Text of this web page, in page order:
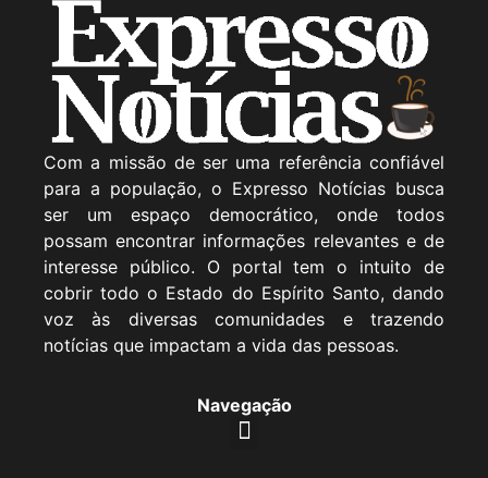
Com a missão de ser uma referência confiável
para a população, o Expresso Notícias busca
ser um espaço democrático, onde todos
possam encontrar informações relevantes e de
interesse público. O portal tem o intuito de
cobrir todo o Estado do Espírito Santo, dando
voz às diversas comunidades e trazendo
notícias que impactam a vida das pessoas.
Navegação